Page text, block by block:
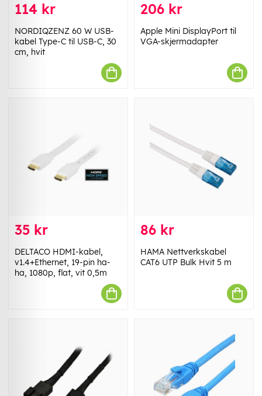
114 kr
NORDIQZENZ 60 W USB-
kabel Type-C til USB-C, 30
cm, hvit
206 kr
Apple Mini DisplayPort til
VGA-skjermadapter
35 kr
DELTACO HDMI-kabel,
v1.4+Ethernet, 19-pin ha-
ha, 1080p, flat, vit 0,5m
86 kr
HAMA Nettverkskabel
CAT6 UTP Bulk Hvit 5 m